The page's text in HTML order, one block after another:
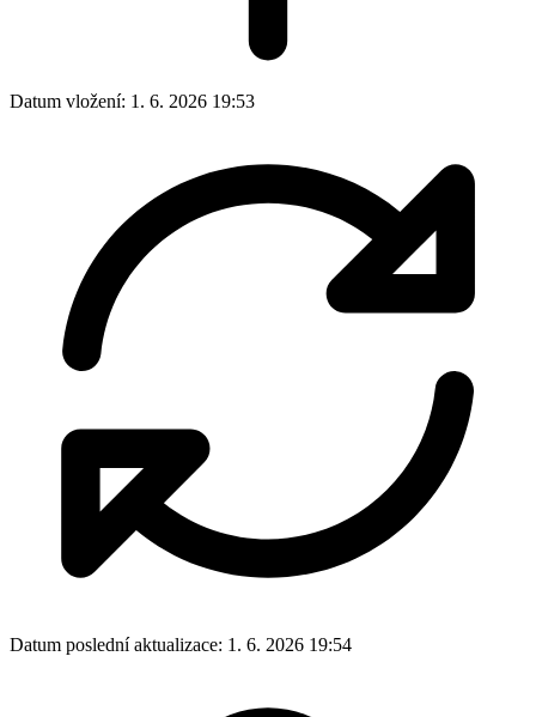
Datum vložení: 1. 6. 2026 19:53
Datum poslední aktualizace: 1. 6. 2026 19:54